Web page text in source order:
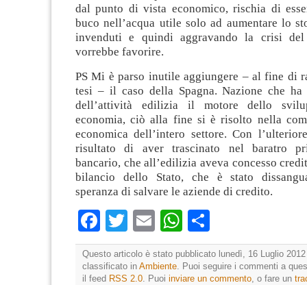
dal punto di vista economico, rischia di
buco nell’acqua utile solo ad aumentare lo
invenduti e quindi aggravando la crisi
vorrebbe favorire.
PS Mi è parso inutile aggiungere – al fine di
tesi – il caso della Spagna. Nazione che
dell’attività edilizia il motore dello
economia, ciò alla fine si è risolto nella
economica dell’intero settore. Con
risultato di aver trascinato nel baratro
bancario, che all’edilizia aveva concesso
bilancio dello Stato, che è stato
speranza di salvare le aziende di credito.
Facebook
TwitterEmailWhatsApp
Questo articolo è stato pubblicato lunedì, 16 Luglio
classificato in Ambiente. Puoi seguire i commenti a
il feed RSS 2.0. Puoi inviare un commento, o fare un